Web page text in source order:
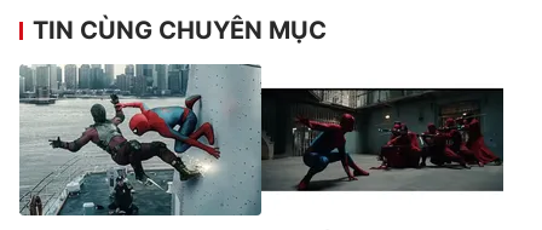
TIN CÙNG CHUYÊN MỤC